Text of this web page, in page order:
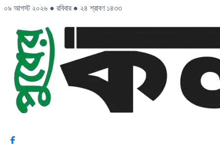
০৯ আগস্ট ২০২৬ ● রবিবার ● ২৪ শ্রাবণ ১৪৩৩